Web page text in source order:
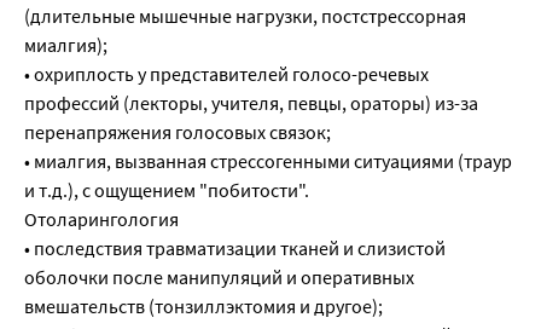
(длительные мышечные нагрузки, постстрессорная
миалгия);
• охриплость у представителей голосо-речевых
профессий (лекторы, учителя, певцы, ораторы) из-за
перенапряжения голосовых связок;
• миалгия, вызванная стрессогенными ситуациями (траур
и т.д.), с ощущением "побитости".
Отоларингология
• последствия травматизации тканей и слизистой
оболочки после манипуляций и оперативных
вмешательств (тонзиллэктомия и другое);